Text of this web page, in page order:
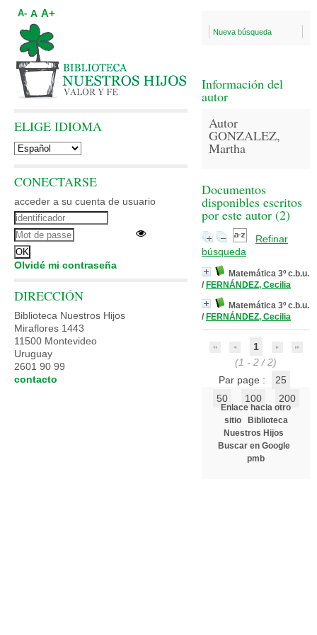
Nueva búsqueda
Información del
autor
Autor
GONZALEZ,
Martha
Documentos
disponibles escritos
por este autor (2)
Refinar
búsqueda
Matemática 3º c.b.u.
/ FERNÁNDEZ, Cecilia
Matemática 3º c.b.u.
/ FERNÁNDEZ, Cecilia
1
(1 - 2 / 2)
Par page :
25
50
100 200
Enlace hacia otro
sitio
Biblioteca
Nuestros Hijos
Buscar en Google
pmb
A- A A+
ELIGE IDIOMA
CONECTARSE
acceder a su cuenta de usuario
Olvidé mi contraseña
DIRECCIÓN
Biblioteca Nuestros Hijos
Miraflores 1443
11500 Montevideo
Uruguay
2601 90 99
contacto